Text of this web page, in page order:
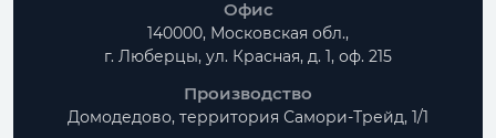
Офис
140000, Московская обл.,
г. Люберцы, ул. Красная, д. 1, оф. 215
Производство
Домодедово, территория Самори-Трейд, 1/1